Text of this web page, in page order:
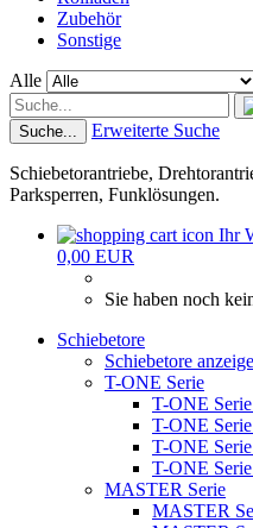
Zubehör
Sonstige
Alle
Suche... Erweiterte Suche
Schiebetorantriebe,
Parksperren, Funklösungen.
Ihr
0,00 EUR
Sie haben noch
Schiebetore
Schiebetore
T-ONE Serie
T-ONE
T-ONE
T-ONE
T-ONE
MASTER Serie
MASTER